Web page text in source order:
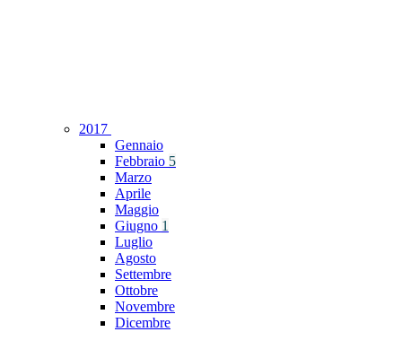
2017
Gennaio
Febbraio 5
Marzo
Aprile
Maggio
Giugno 1
Luglio
Agosto
Settembre
Ottobre
Novembre
Dicembre